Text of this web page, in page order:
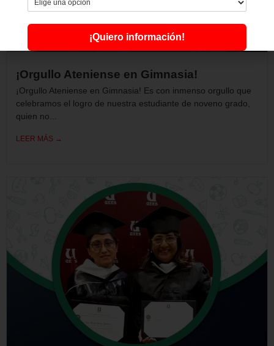
¡Orgullo Ateniense en Gimnasia!
¡Orgullo Ateniense en Gimnasia! Es con inmenso orgullo que
celebramos el logro de nuestra estudiante de noveno grado,
quien no...
LEER MÁS →
¡Quiero información!